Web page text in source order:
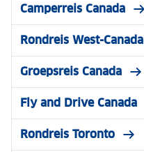
Camperreis Canada
Rondreis West-Canada
Groepsreis Canada
Fly and Drive Canada
Rondreis Toronto